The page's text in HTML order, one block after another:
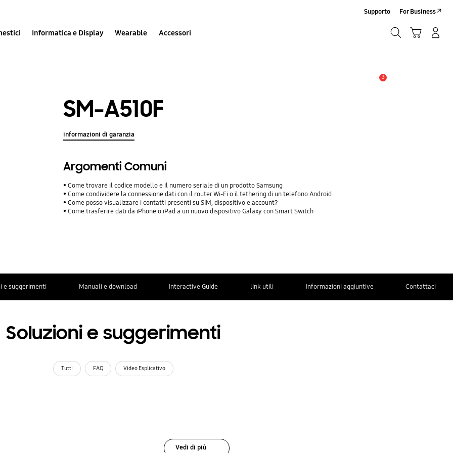
Informatica e Display Wearable Accessori
Supporto For Business
3
SM-A510F
informazioni di garanzia
Argomenti Comuni
Come trovare il codice modello e il numero seriale di un prodotto Samsung
Come condividere la connessione dati con il router Wi-Fi o il tethering di un telefono Android
Come posso visualizzare i contatti presenti su SIM, dispositivo e account?
Come trasferire dati da iPhone o iPad a un nuovo dispositivo Galaxy con Smart Switch
e suggerimenti Manuali e download Interactive Guide link utili Informazioni aggiuntive Contattaci
Soluzioni e suggerimenti
Tutti FAQ Video Esplicativo
Vedi di più